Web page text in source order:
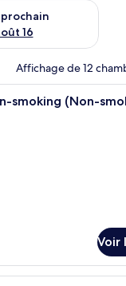
16
pour le week-end
Affichage de 12
de toilette gratuits,
smoking (Non-
Voir
Couette en duvet